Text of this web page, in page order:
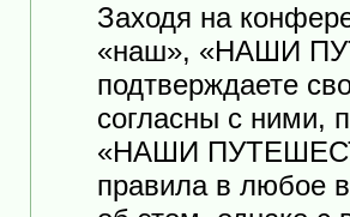
Заходя на
«наш», «НАШИ
подтверждаете
согласны с ними,
«НАШИ
правила в любое